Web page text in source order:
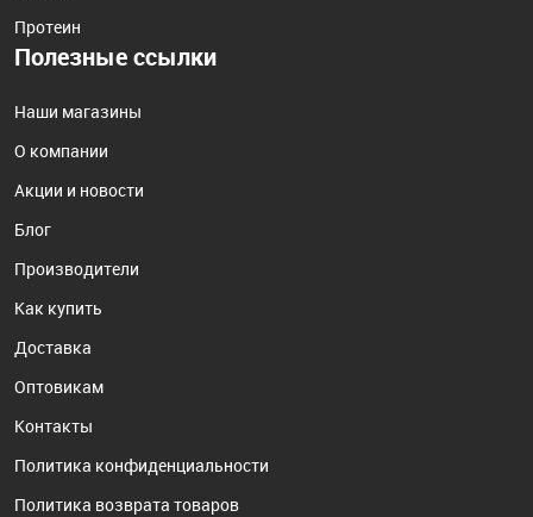
Протеин
Полезные ссылки
Наши магазины
О компании
Акции и новости
Блог
Производители
Как купить
Доставка
Оптовикам
Контакты
Политика конфиденциальности
Политика возврата товаров